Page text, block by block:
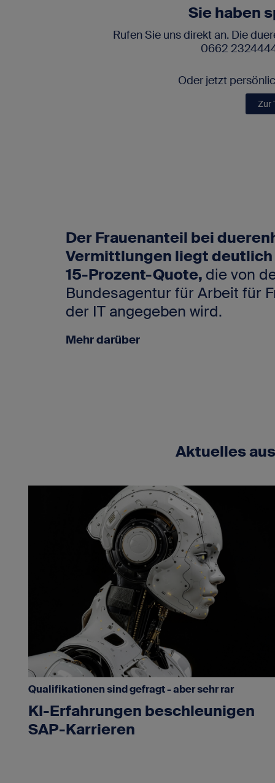
Sie haben
Rufen Sie uns direkt an. Die
0662
Oder jetzt
Zur
Der Frauenanteil bei
Vermittlungen liegt deutlich
15-Prozent-Quote, die von
Bundesagentur für Arbeit für
der IT angegeben wird.
Mehr darüber
Aktuelles
Qualifikationen sind gefragt - aber sehr rar
KI-Erfahrungen beschleunigen
SAP-Karrieren